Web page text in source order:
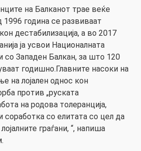
на Балканот трае веќе
1996 година се развиваат
дестабилизација, а во 2017
ја усвои Националната
со Западен Балкан, за што 120
годишно.Главните насоки на
на лојален однос кон
против „руската
на родова толеранција,
со елитата со цел да
граѓани, “, напиша